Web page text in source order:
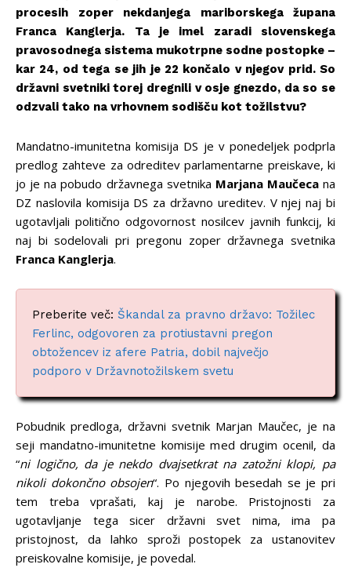
procesih zoper nekdanjega mariborskega župana
Franca Kanglerja. Ta je imel zaradi slovenskega
pravosodnega sistema mukotrpne sodne postopke –
kar 24, od tega se jih je 22 končalo v njegov prid. So
državni svetniki torej dregnili v osje gnezdo, da so se
odzvali tako na vrhovnem sodišču kot tožilstvu?
Mandatno-imunitetna komisija DS je v ponedeljek podprla
predlog zahteve za odreditev parlamentarne preiskave, ki
jo je na pobudo državnega svetnika Marjana Maučecana
DZ naslovila komisija DS za državno ureditev. V njej naj bi
ugotavljali politično odgovornost nosilcev javnih funkcij, ki
naj bi sodelovali pri pregonu zoper državnega svetnika
Franca Kanglerja.
Preberite več: Škandal za pravno državo: Tožilec
Ferlinc, odgovoren za protiustavni pregon
obtožencev iz afere Patria, dobil največjo
podporo v Državnotožilskem svetu
Pobudnik predloga, državni svetnik Marjan Maučec, je na
seji mandatno-imunitetne komisije med drugim ocenil, da
“ni logično, da je nekdo dvajsetkrat na zatožni klopi, pa
nikoli dokončno obsojen“. Po njegovih besedah se je pri
tem treba vprašati, kaj je narobe. Pristojnosti za
ugotavljanje tega sicer državni svet nima, ima pa
pristojnost, da lahko sproži postopek za ustanovitev
preiskovalne komisije, je povedal.